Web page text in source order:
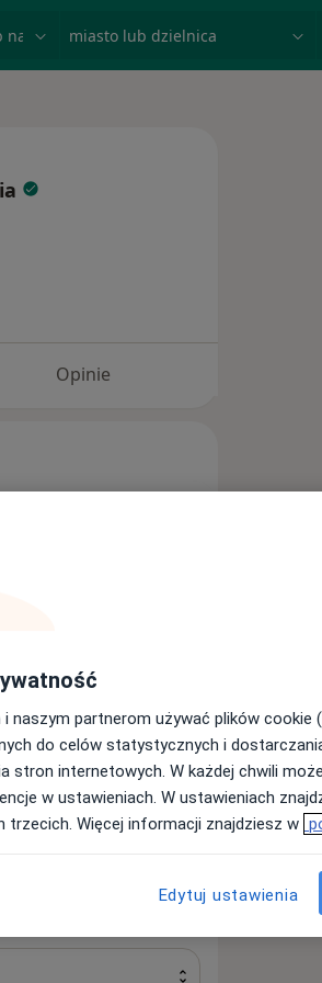
Opinie
naszym partnerom używać plików cookie
do celów statystycznych i
stron internetowych. W każdej chwili
w ustawieniach. W ustawieniach
Więcej informacji znajdziesz w
Edytuj ustawienia